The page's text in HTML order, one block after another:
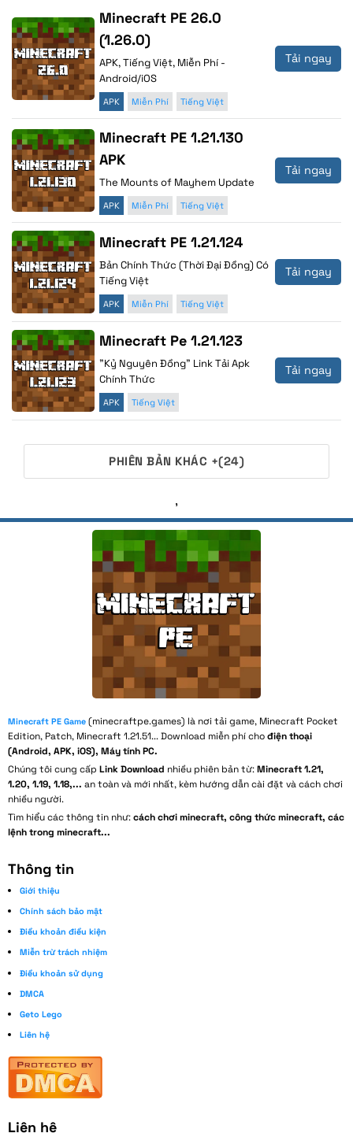
Minecraft PE 26.0
(1.26.0)
APK, Tiếng Việt, Miễn Phí -
Android/iOS
APK Miễn Phí Tiếng Việt
Tải ngay
Minecraft PE 1.21.130
APK
The Mounts of Mayhem Update
APK Miễn Phí Tiếng Việt
Tải ngay
Minecraft PE 1.21.124
Bản Chính Thức (Thời Đại Đồng) Có
Tiếng Việt
APK Miễn Phí Tiếng Việt
Tải ngay
Minecraft Pe 1.21.123
"Kỷ Nguyên Đồng" Link Tải Apk
Chính Thức
APK Tiếng Việt
Tải ngay
PHIÊN BẢN KHÁC +(24)
,
Minecraft PE Game(minecraftpe.games) là nơi tải game, Minecraft Pocket
Edition, Patch, Minecraft 1.21.51... Download miễn phí chođiện thoại
(Android, APK, iOS), Máy tính PC.
Chúng tôi cung cấp Link Download nhiều phiên bản từ:Minecraft 1.21,
1.20, 1.19, 1.18,... an toàn và mới nhất, kèm hướng dẫn cài đặt và cách chơi
nhiều người.
Tìm hiểu các thông tin như:cách chơi minecraft, công thức minecraft, các
lệnh trong minecraft...
Thông tin
Giới thiệu
Chính sách bảo mật
Điều khoản điều kiện
Miễn trừ trách nhiệm
Điều khoản sử dụng
DMCA
Geto Lego
Liên hệ
Liên hệ